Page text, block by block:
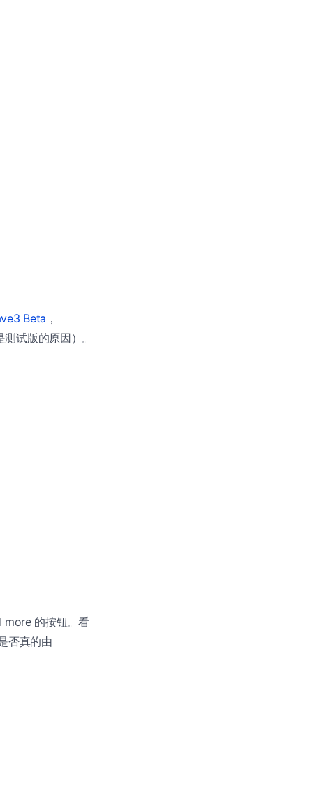
Beta ，
试版的原因）。
more 的按钮。看
否真的由